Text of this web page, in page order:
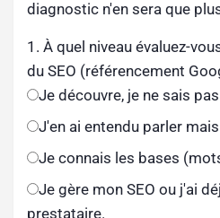
diagnostic n'en sera que
1. À quel niveau évaluez-
du SEO (référencement
Je découvre, je ne sais
J'en ai entendu parler
Je connais les bases
Je gère mon SEO ou j'ai
prestataire.